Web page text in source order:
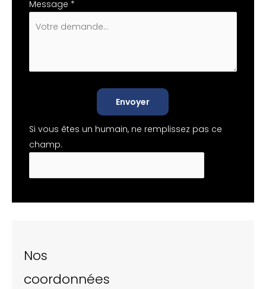
Message *
Envoyer
Si vous êtes un humain, ne remplissez pas ce
champ.
Nos
coordonnées